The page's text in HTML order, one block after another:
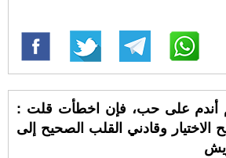
أندم على حب، فإن اخطأت قلت :
الاختيار وقادني القلب الصحيح إلى